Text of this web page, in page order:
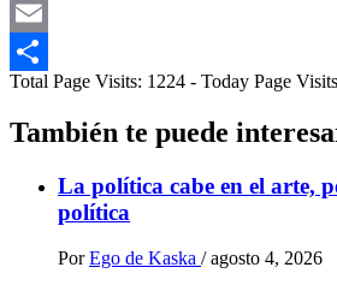
Messenger
Email
Compartir
Total Page Visits: 1224 - Today Page
También te puede
La política cabe en el arte,
política
Por Ego de Kaska / agosto 4, 2026